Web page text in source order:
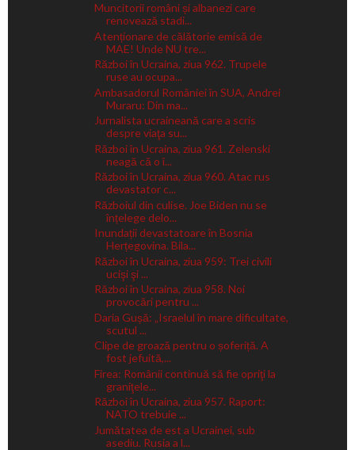
Muncitorii români și albanezi care
renovează stadi...
Atenționare de călătorie emisă de
MAE! Unde NU tre...
Război în Ucraina, ziua 962. Trupele
ruse au ocupa...
Ambasadorul României în SUA, Andrei
Muraru: Din ma...
Jurnalista ucraineană care a scris
despre viaţa su...
Război în Ucraina, ziua 961. Zelenski
neagă că o î...
Război în Ucraina, ziua 960. Atac rus
devastator c...
Războiul din culise. Joe Biden nu se
înțelege delo...
Inundații devastatoare în Bosnia
Herțegovina. Bila...
Război în Ucraina, ziua 959: Trei civili
ucişi şi ...
Război în Ucraina, ziua 958. Noi
provocări pentru ...
Daria Gușă: „Israelul în mare dificultate,
scutul ...
Clipe de groază pentru o șoferiță. A
fost jefuită,...
Firea: Românii continuă să fie opriţi la
graniţele...
Război în Ucraina, ziua 957. Raport:
NATO trebuie ...
Jumătatea de est a Ucrainei, sub
asediu. Rusia a l...